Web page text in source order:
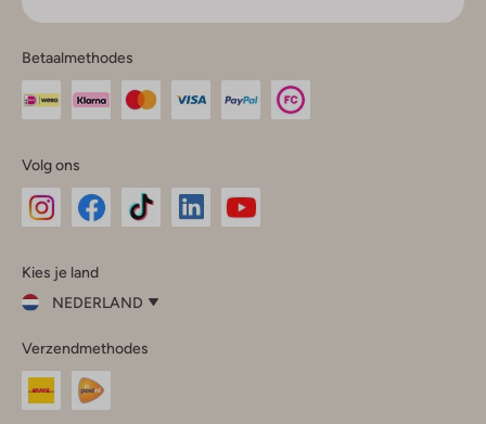
Betaalmethodes
Volg ons
InstagramFacebook
Kies je land
NEDERLAND
je
land
Nederland
Verzendmethodes